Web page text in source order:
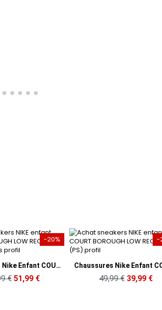
Aperçu rapide
-20%
€ 39,99 €
Aperçu rapide
44,99 € 35,99 €